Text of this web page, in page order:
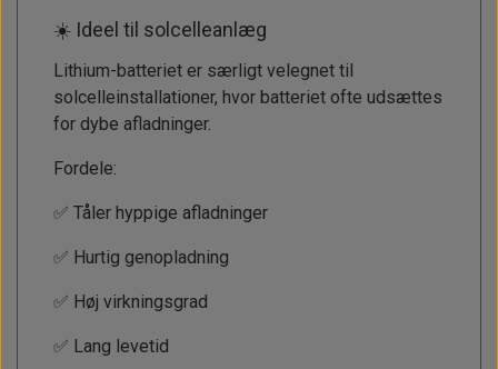
☀️ Ideel til solcelleanlæg
Lithium-batteriet er særligt velegnet til
solcelleinstallationer, hvor batteriet ofte udsættes
for dybe afladninger.
Fordele:
✅ Tåler hyppige afladninger
✅ Hurtig genopladning
✅ Høj virkningsgrad
✅ Lang levetid